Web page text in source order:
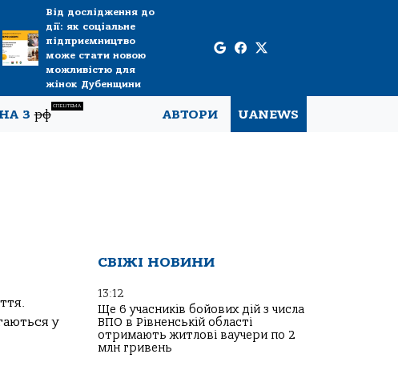
Від дослідження до
дії: як соціальне
підприємництво
може стати новою
можливістю для
жінок Дубенщини
Зрф
СПЕЦТЕМА
АВТОРИ UANEWS
у
СВІЖІ НОВИНИ
13:12
Ще 6 учасників бойових дій з числа
ВПО в Рівненській області
отримають житлові ваучери по 2
млн гривень